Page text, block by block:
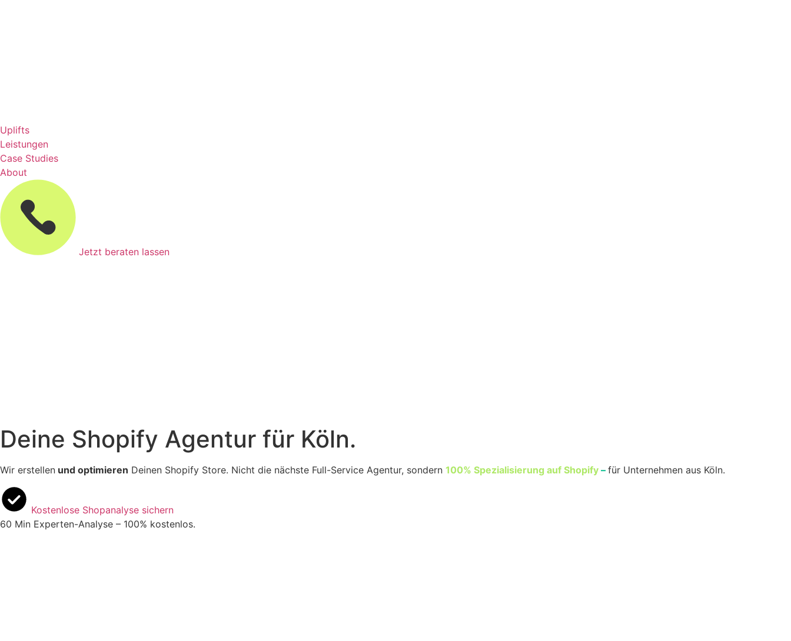
Uplifts
Leistungen
Case Studies
About
Jetzt beraten lassen
Deine Shopify Agentur für Köln.
Wir erstellen und optimieren Deinen Shopify Store. Nicht die nächste Full-Service Agentur, sondern 100% Spezialisierung auf Shopify – für Unternehmen aus Köln.
Kostenlose Shopanalyse sichern
60 Min Experten-Analyse – 100% kostenlos.